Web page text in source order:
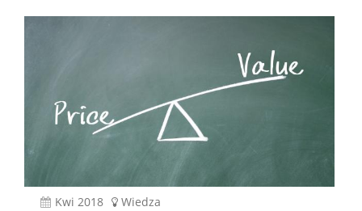
kwi 2018 Wiedza